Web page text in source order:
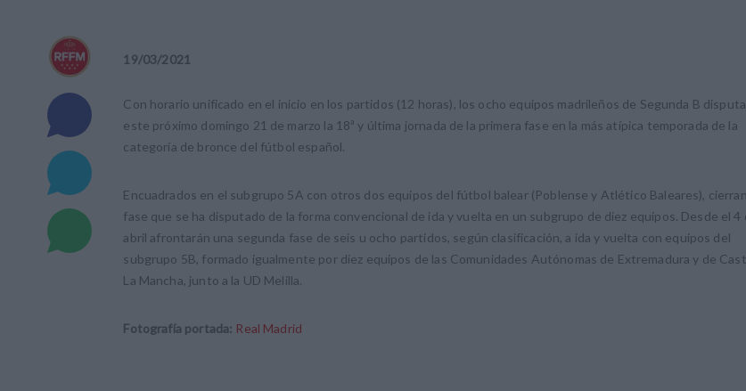
19/03/2021
Con horario unificado en el inicio en los partidos (12 horas), los ocho equipos madrileños de Segunda B
este próximo domingo 21 de marzo la 18ª y última jornada de la primera fase en la más atípica temporada de la
categoría de bronce del fútbol español.
Encuadrados en el subgrupo 5A con otros dos equipos del fútbol balear (Poblense y Atlético Baleares),
fase que se ha disputado de la forma convencional de ida y vuelta en un subgrupo de diez equipos. Desde el 4
abril afrontarán una segunda fase de seis u ocho partidos, según clasificación, a ida y vuelta con equipos del
subgrupo 5B, formado igualmente por diez equipos de las Comunidades Autónomas de Extremadura y de
La Mancha, junto a la UD Melilla.
Fotografía portada: Real Madrid